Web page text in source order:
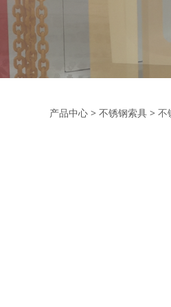
不锈钢钢
产品中心 > 不锈钢索具 > 不